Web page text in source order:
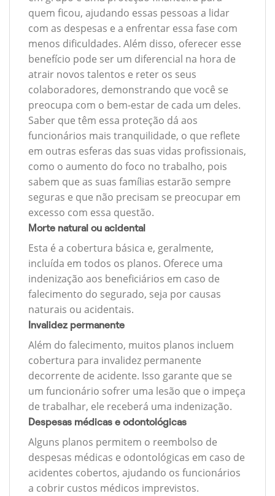
quem ficou, ajudando essas pessoas a lidar
com as despesas e a enfrentar essa fase com
menos dificuldades. Além disso, oferecer esse
benefício pode ser um diferencial na hora de
atrair novos talentos e reter os seus
colaboradores, demonstrando que você se
preocupa com o bem-estar de cada um deles.
Saber que têm essa proteção dá aos
funcionários mais tranquilidade, o que reflete
em outras esferas das suas vidas profissionais,
como o aumento do foco no trabalho, pois
sabem que as suas famílias estarão sempre
seguras e que não precisam se preocupar em
excesso com essa questão.
Morte natural ou acidental
Esta é a cobertura básica e, geralmente,
incluída em todos os planos. Oferece uma
indenização aos beneficiários em caso de
falecimento do segurado, seja por causas
naturais ou acidentais.
Invalidez permanente
Além do falecimento, muitos planos incluem
cobertura para invalidez permanente
decorrente de acidente. Isso garante que se
um funcionário sofrer uma lesão que o impeça
de trabalhar, ele receberá uma indenização.
Despesas médicas e odontológicas
Alguns planos permitem o reembolso de
despesas médicas e odontológicas em caso de
acidentes cobertos, ajudando os funcionários
a cobrir custos médicos imprevistos.